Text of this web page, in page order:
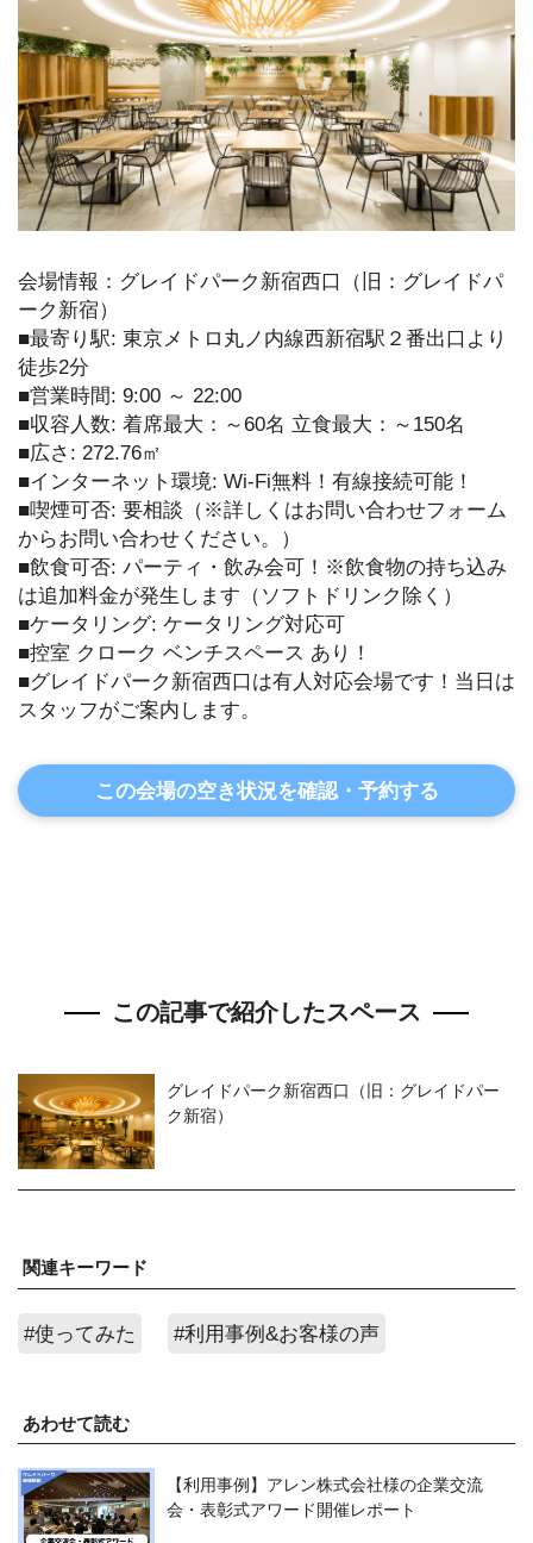
会場情報：グレイドパーク新宿西口（旧：グレイドパ
ーク新宿）
■最寄り駅: 東京メトロ丸ノ内線西新宿駅２番出口より
徒歩2分
■営業時間: 9:00 ～ 22:00
■収容人数: 着席最大：～60名 立食最大：～150名
■広さ: 272.76㎡
■インターネット環境: Wi-Fi無料！有線接続可能！
■喫煙可否: 要相談（※詳しくはお問い合わせフォーム
からお問い合わせください。）
■飲食可否: パーティ・飲み会可！※飲食物の持ち込み
は追加料金が発生します（ソフトドリンク除く）
■ケータリング: ケータリング対応可
■控室 クローク ベンチスペース あり！
■グレイドパーク新宿西口は有人対応会場です！当日は
スタッフがご案内します。
この会場の空き状況を確認・予約する
この記事で紹介したスペース
グレイドパーク新宿西口（旧：グレイドパー
ク新宿）
関連キーワード
#使ってみた #利用事例&お客様の声
あわせて読む
【利用事例】アレン株式会社様の企業交流
会・表彰式アワード開催レポート